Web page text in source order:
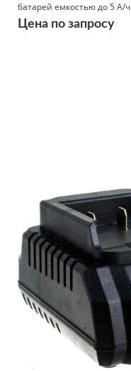
батарей емкостью до 5 А/ч
Цена по запросу